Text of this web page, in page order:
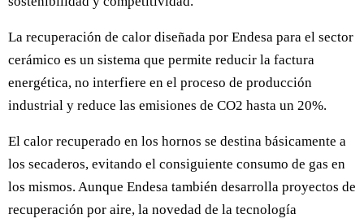
La recuperación de calor diseñada por Endesa para el sector
cerámico es un sistema que permite reducir la factura
energética, no interfiere en el proceso de producción
industrial y reduce las emisiones de CO2 hasta un 20%.
El calor recuperado en los hornos se destina básicamente a
los secaderos, evitando el consiguiente consumo de gas en
los mismos. Aunque Endesa también desarrolla proyectos de
recuperación por aire, la novedad de la tecnología